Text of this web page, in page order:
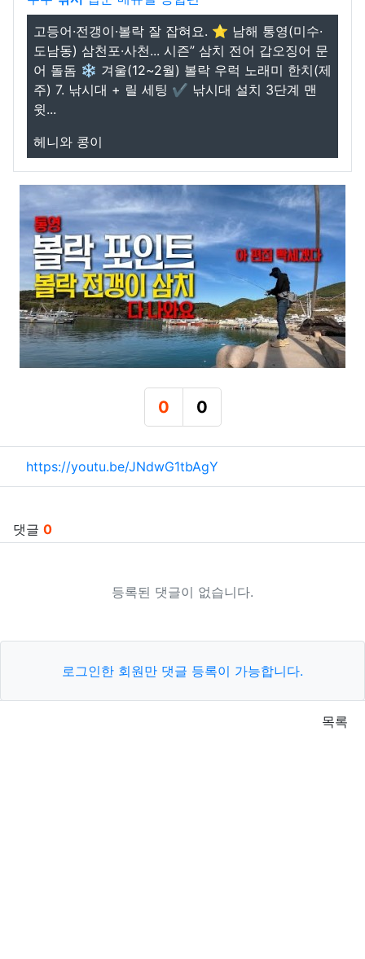
고등어·전갱이·볼락 잘 잡혀요. ⭐ 남해 통영(미수·
도남동) 삼천포·사천... 시즌” 삼치 전어 갑오징어 문
어 돌돔 ❄ 겨울(12~2월) 볼락 우럭 노래미 한치(제
주) 7. 낚시대 + 릴 세팅 ✔ 낚시대 설치 3단계 맨
윗...
헤니와 콩이
0
추천
0
비추천
관련자료
https://youtu.be/JNdwG1tbAgY
댓글 0
등록된 댓글이 없습니다.
로그인한 회원만 댓글 등록이 가능합니다.
목록